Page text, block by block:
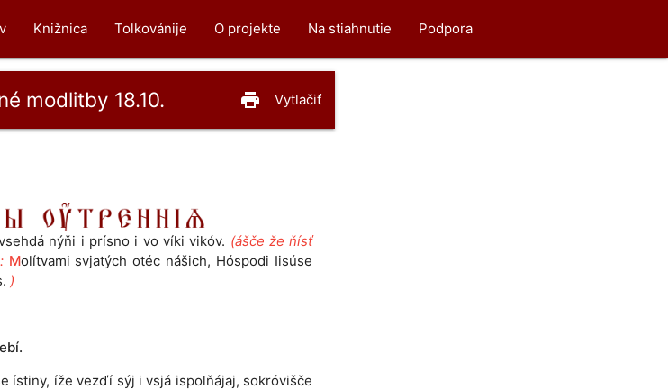
Knižnica Tolkovánije O projekte Na stiahnutie Podpora
modlitby 18.10. print Vytlačiť
nýňi i prísno i vo víki vikóv. (ášče že ňísť
Molítvami svjatých otéc nášich, Hóspodi Iisúse
)
ístiny, íže vezďí sýj i vsjá ispolňájaj, sokróvišče